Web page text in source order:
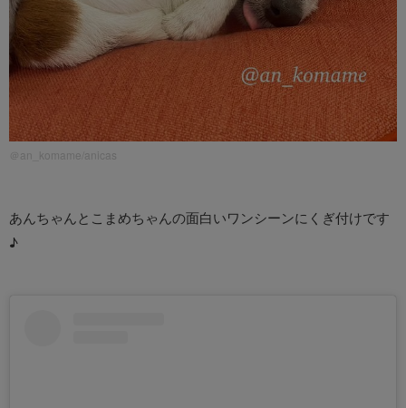
＠an_komame/anicas
あんちゃんとこまめちゃんの面白いワンシーンにくぎ付けです
♪